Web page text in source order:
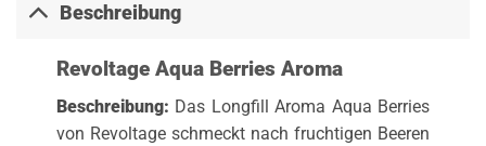
Beschreibung
Revoltage Aqua Berries Aroma
Beschreibung: Das Longfill Aroma Aqua Berries
von Revoltage schmeckt nach fruchtigen Beeren